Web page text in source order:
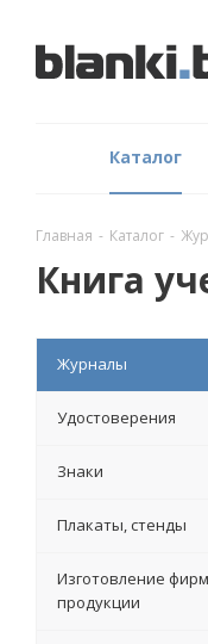
Каталог
Главная - Каталог -
Книга
Журналы
Удостоверения
Знаки
Плакаты, стенды
Изготовление
продукции